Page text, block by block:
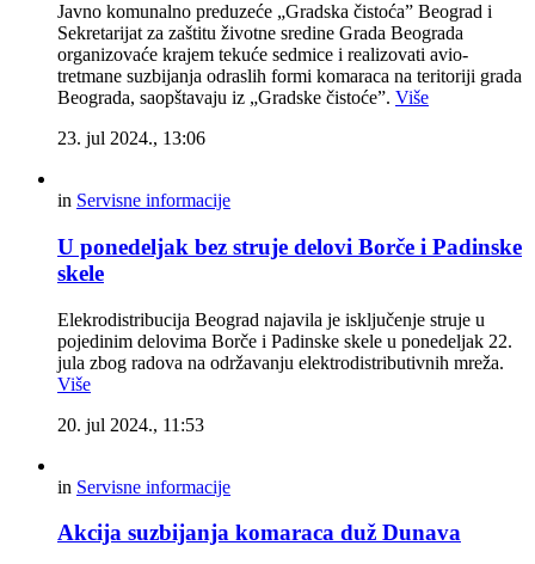
Javno komunalno preduzeće „Gradska čistoća” Beograd i
Sekretarijat za zaštitu životne sredine Grada Beograda
organizovaće krajem tekuće sedmice i realizovati avio-
tretmane suzbijanja odraslih formi komaraca na teritoriji grada
Beograda, saopštavaju iz „Gradske čistoće”. Više
23. jul 2024., 13:06
in Servisne informacije
U ponedeljak bez struje delovi Borče i Padinske
skele
Elekrodistribucija Beograd najavila je isključenje struje u
pojedinim delovima Borče i Padinske skele u ponedeljak 22.
jula zbog radova na održavanju elektrodistributivnih mreža.
Više
20. jul 2024., 11:53
in Servisne informacije
Akcija suzbijanja komaraca duž Dunava